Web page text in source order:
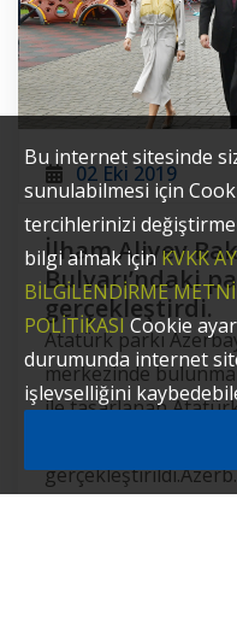
02 Eki 2019
İlham Aliyev
Bulvarı’ndaki
gerçekleştirdi.
Atatürk parkı
merkezinde
ile tasarlanan Atatürk
Cumhurbaşkanı
Bu internet sitesinde
sunulabilmesi için
tercihlerinizi
bilgi almak içinKVKK
BİLGİLENDİRME
POLİTİKASICookie
durumunda internet
işlevselliğini